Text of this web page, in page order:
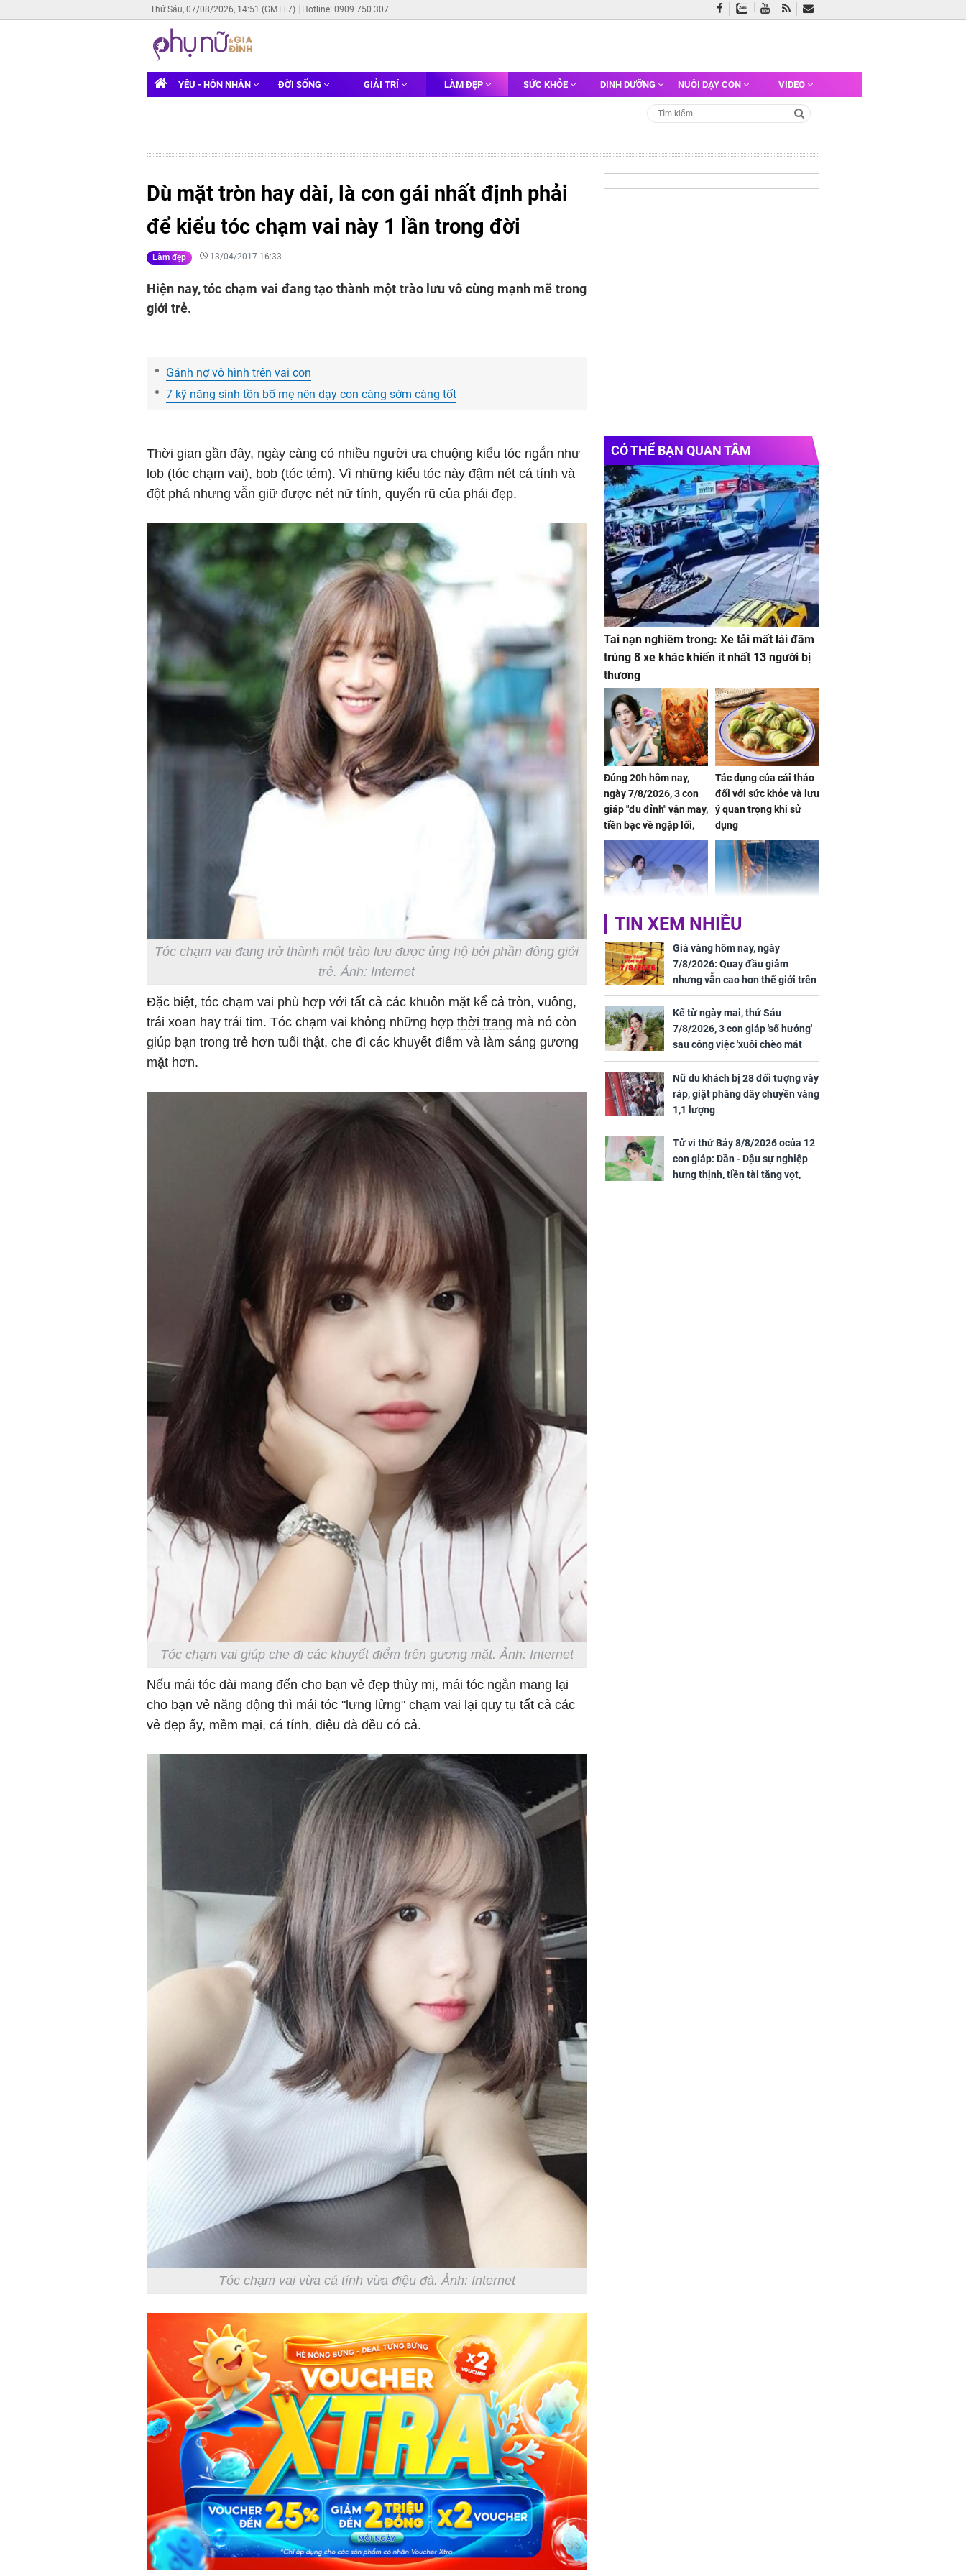
Thứ Sáu, 07/08/2026, 14:51 (GMT+7) Hotline: 0909 750 307
YÊU - HÔN NHÂN ĐỜI SỐNG GIẢI TRÍ LÀM ĐẸP SỨC KHỎE DINH DƯỠNG NUÔI DẠY CON VIDEO
Dù mặt tròn hay dài, là con gái nhất định phải
để kiểu tóc chạm vai này 1 lần trong đời
Làm đẹp 13/04/2017 16:33
Hiện nay, tóc chạm vai đang tạo thành một trào lưu vô cùng mạnh mẽ trong
giới trẻ.
Gánh nợ vô hình trên vai con
7 kỹ năng sinh tồn bố mẹ nên dạy con càng sớm càng tốt
Thời gian gần đây, ngày càng có nhiều người ưa chuộng kiểu tóc ngắn như
lob (tóc chạm vai), bob (tóc tém). Vì những kiểu tóc này đậm nét cá tính và
đột phá nhưng vẫn giữ được nét nữ tính, quyến rũ của phái đẹp.
Tóc chạm vai đang trở thành một trào lưu được ủng hộ bởi phần đông giới
trẻ. Ảnh: Internet
Đặc biệt, tóc chạm vai phù hợp với tất cả các khuôn mặt kể cả tròn, vuông,
trái xoan hay trái tim. Tóc chạm vai không những hợp thời trang mà nó còn
giúp bạn trong trẻ hơn tuổi thật, che đi các khuyết điểm và làm sáng gương
mặt hơn.
Tóc chạm vai giúp che đi các khuyết điểm trên gương mặt. Ảnh: Internet
Nếu mái tóc dài mang đến cho bạn vẻ đẹp thùy mị, mái tóc ngắn mang lại
cho bạn vẻ năng động thì mái tóc "lưng lửng" chạm vai lại quy tụ tất cả các
vẻ đẹp ấy, mềm mại, cá tính, điệu đà đều có cả.
Tóc chạm vai vừa cá tính vừa điệu đà. Ảnh: Internet
CÓ THỂ BẠN QUAN TÂM
Tai nạn nghiêm trong: Xe tải mất lái đâm
trúng 8 xe khác khiến ít nhất 13 người bị
thương
Đúng 20h hôm nay,
ngày 7/8/2026, 3 con
giáp "đu đỉnh" vận may,
tiền bạc về ngập lối,
đón lộc ấm no, tình
tiền viên mãn
Tác dụng của cải thảo
đối với sức khỏe và lưu
ý quan trọng khi sử
dụng
Phát hiện vợ giấu
chuyện từng có chồng,
tôi đòi ly hôn nhưng
sững sờ khi nghe mẹ
tôi buông câu này
Ngư dân mất tích đã
được tìm thấy còn
sống sau 26 ngày lênh
đênh trên biển Thái
Bình Dương
sau tin đồn thay tim,
cởi áo chứng minh sức
khỏe
TIN XEM NHIỀU
Giá vàng hôm nay, ngày
7/8/2026: Quay đầu giảm
nhưng vẫn cao hơn thế giới trên
7 triệu đồng
Kể từ ngày mai, thứ Sáu
7/8/2026, 3 con giáp 'số hưởng'
sau công việc 'xuôi chèo mát
mái', tiền tài 'thu về như nước',
tình duyên viên mãn
Nữ du khách bị 28 đối tượng vây
ráp, giật phăng dây chuyền vàng
1,1 lượng
Tử vi thứ Bảy 8/8/2026 ocủa 12
con giáp: Dần - Dậu sự nghiệp
hưng thịnh, tiền tài tăng vọt,